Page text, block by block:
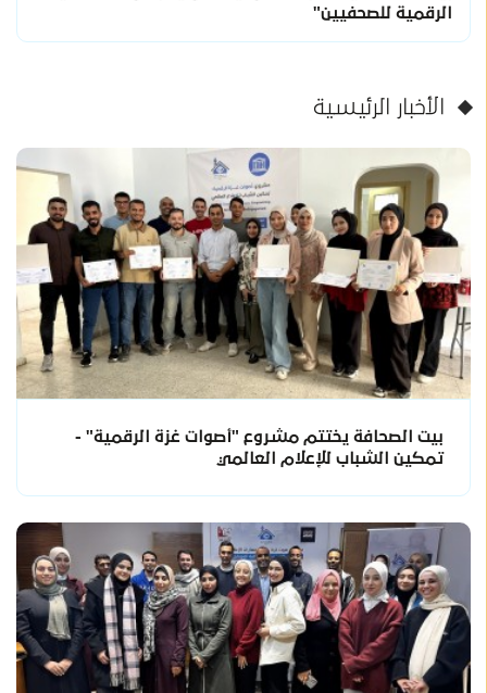
الرقمية للصحفيين"
الأخبار الرئيسية
بيت الصحافة يختتم مشروع "أصوات غزة الرقمية" -
تمكين الشباب للإعلام العالمي